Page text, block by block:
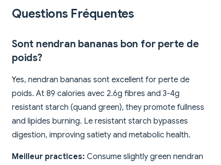
Questions Fréquentes
Sont nendran bananas bon for perte de
poids?
Yes, nendran bananas sont excellent for perte de
poids. At 89 calories avec 2.6g fibres and 3-4g
resistant starch (quand green), they promote fullness
and lipides burning. Le resistant starch bypasses
digestion, improving satiety and metabolic health.
Meilleur practices: Consume slightly green nendran